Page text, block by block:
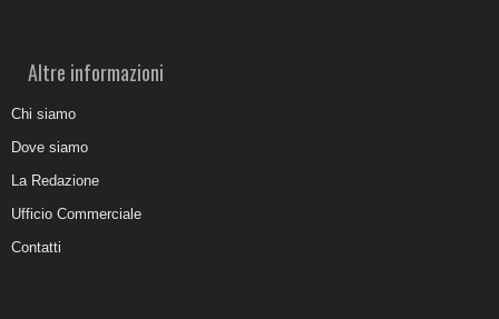
Altre informazioni
Chi siamo
Dove siamo
La Redazione
Ufficio Commerciale
Contatti